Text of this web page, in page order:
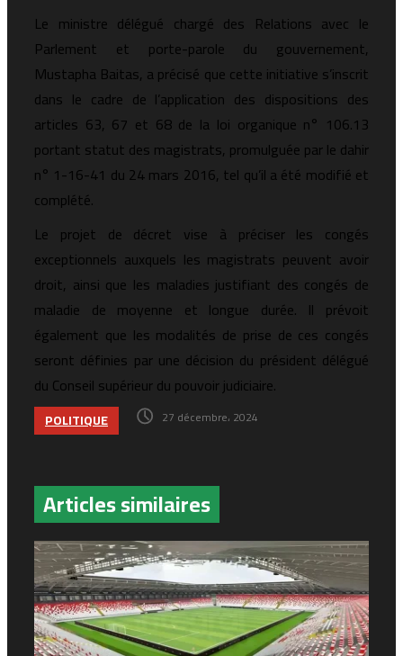
Le ministre délégué chargé des Relations avec le
Parlement et porte-parole du gouvernement,
Mustapha Baitas, a précisé que cette initiative s’inscrit
dans le cadre de l’application des dispositions des
articles 63, 67 et 68 de la loi organique n° 106.13
portant statut des magistrats, promulguée par le dahir
n° 1-16-41 du 24 mars 2016, tel qu’il a été modifié et
complété.
Le projet de décret vise à préciser les congés
exceptionnels auxquels les magistrats peuvent avoir
droit, ainsi que les maladies justifiant des congés de
maladie de moyenne et longue durée. Il prévoit
également que les modalités de prise de ces congés
seront définies par une décision du président délégué
du Conseil supérieur du pouvoir judiciaire.
POLITIQUE 27 décembre، 2024
Articles similaires